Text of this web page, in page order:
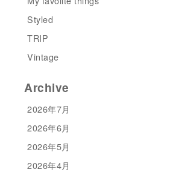
Styled
TRIP
Vintage
Archive
2026年7月
2026年6月
2026年5月
2026年4月